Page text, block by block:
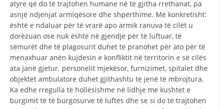
atyre që do të trajtohen humane në të gjitha rrethanat, pa
asnjë ndjenjat armiqësore dhe shpërthime. Më konkretisht:
është e ndaluar për të vrarë apo armik ranuva të cilët u
dorëzuan ose nuk është në gjendje për të luftuar, të
sëmurët dhe të plagosurit duhet të pranohet për ato për të
menaxhuar anën kujdesin e konfliktit në territorin e së cilës
ata janë gjetur. personelit mjekësor, furnizimet, spitalet dhe
objektet ambulatore duhet gjithashtu të jenë të mbrojtura.
Ka edhe rregulla të hollësishme në lidhje me kushtet e
burgimit të të burgosurve të luftës dhe se si do të trajtohen